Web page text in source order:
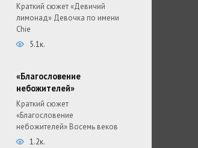
Краткий сюжет «Девичий
лимонад» Девочка по имени
Chie
5.1к.
«Благословение
небожителей»
Краткий сюжет
«Благословение
небожителей» Восемь веков
1.2к.